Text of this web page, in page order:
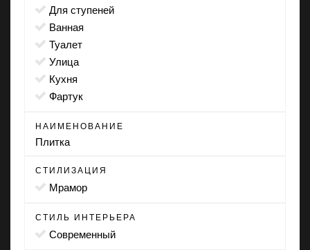
для ступеней
ванная
туалет
улица
кухня
фартук
НАИМЕНОВАНИЕ
Плитка
СТИЛИЗАЦИЯ
мрамор
СТИЛЬ ИНТЕРЬЕРА
современный